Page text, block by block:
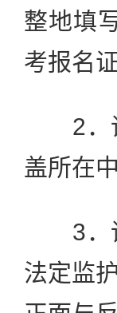
整地填
考报名
2．请
盖所在
3．请
法定监